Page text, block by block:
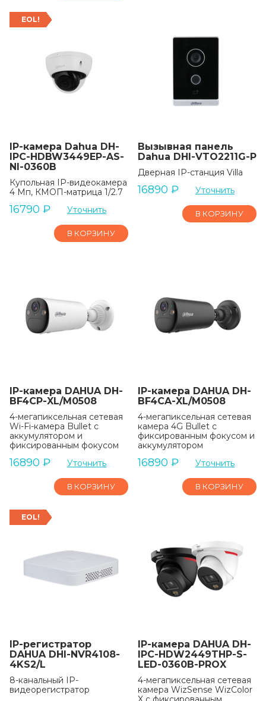
EOL!
IP-камера Dahua DH-
IPC-HDBW3449EP-AS-
NI-0360B
Купольная IP-видеокамера
4 Мп, КМОП-матрица 1/2.7
16790 ₽ Уточнить
В КОРЗИНУ
Вызывная панель
Dahua DHI-VTO2211G-P
Дверная IP-станция Villa
16890 ₽ Уточнить
В КОРЗИНУ
IP-камера DAHUA DH-
BF4CP-XL/M0508
4-мегапиксельная сетевая
Wi-Fi-камера Bullet с
аккумулятором и
фиксированным фокусом
16890 ₽ Уточнить
В КОРЗИНУ
IP-камера DAHUA DH-
BF4CA-XL/M0508
4-мегапиксельная сетевая
камера 4G Bullet с
фиксированным фокусом и
аккумулятором
16890 ₽ Уточнить
В КОРЗИНУ
EOL!
IP-регистратор
DAHUA DHI-NVR4108-
4KS2/L
8-канальный IP-
видеорегистратор
IP-камера DAHUA DH-
IPC-HDW2449THP-S-
LED-0360B-PROX
4-мегапиксельная сетевая
камера WizSense WizColor